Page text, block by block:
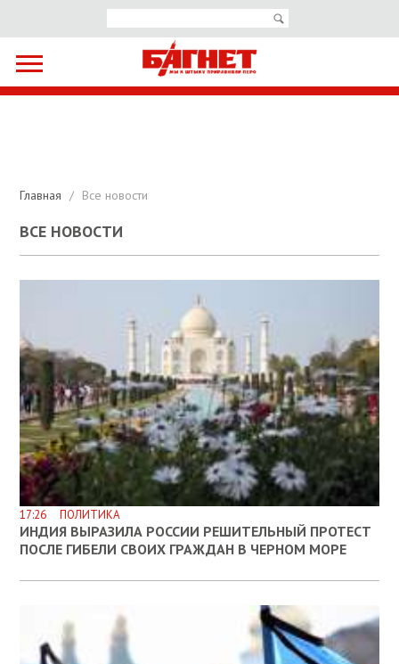
Главная / Все новости
ВСЕ НОВОСТИ
17:26 ПОЛИТИКА
ИНДИЯ ВЫРАЗИЛА РОССИИ РЕШИТЕЛЬНЫЙ ПРОТЕСТ
ПОСЛЕ ГИБЕЛИ СВОИХ ГРАЖДАН В ЧЕРНОМ МОРЕ